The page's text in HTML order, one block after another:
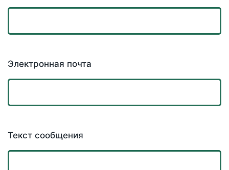
Электронная почта
Текст сообщения